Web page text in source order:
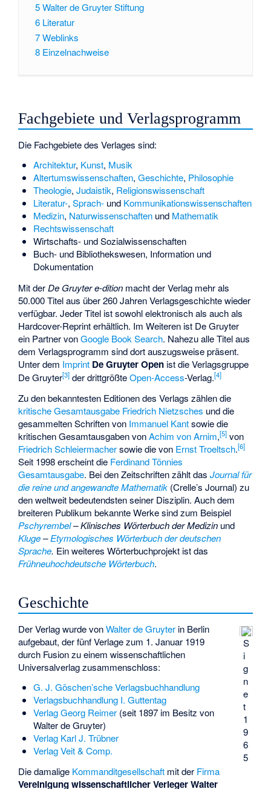
5Walter de Gruyter Stiftung
6 Literatur
7Weblinks
8 Einzelnachweise
Fachgebiete und Verlagsprogramm
Die Fachgebiete des Verlages sind:
Architektur, Kunst, Musik
Altertumswissenschaften, Geschichte, Philosophie
Theologie, Judaistik, Religionswissenschaft
Literatur-, Sprach-und Kommunikationswissenschaften
Medizin, Naturwissenschaftenund Mathematik
Rechtswissenschaft
Wirtschafts- und Sozialwissenschaften
Buch- und Bibliothekswesen, Information und
Dokumentation
Mit derDe Gruyter e-dition macht der Verlag mehr als
50.000 Titel aus über 260 Jahren Verlagsgeschichte wieder
verfügbar. Jeder Titel ist sowohl elektronisch als auch als
Hardcover-Reprint erhältlich. Im Weiteren ist De Gruyter
ein Partner vonGoogle Book Search. Nahezu alle Titel aus
dem Verlagsprogramm sind dort auszugsweise präsent.
Unter dem Imprint De Gruyter Open ist die Verlagsgruppe
De Gruyter[3] der drittgrößteOpen-Access-Verlag.[4]
Zu den bekanntesten Editionen des Verlags zählen die
kritische Gesamtausgabe Friedrich Nietzsches und die
gesammelten Schriften von Immanuel Kantsowie die
kritischen Gesamtausgaben vonAchim von Arnim,[5] von
Friedrich Schleiermachersowie die von Ernst Troeltsch.[6]
Seit 1998 erscheint die Ferdinand Tönnies
Gesamtausgabe. Bei den Zeitschriften zählt dasJournal für
die reine und angewandte Mathematik (Crelle’s Journal) zu
den weltweit bedeutendsten seiner Disziplin. Auch dem
breiteren Publikum bekannte Werke sind zum Beispiel
Pschyrembel– Klinisches Wörterbuch der Medizin und
Kluge–Etymologisches Wörterbuch der deutschen
Sprache. Ein weiteres Wörterbuchprojekt ist das
Frühneuhochdeutsche Wörterbuch.
Geschichte
S
i
g
n
e
t
1
9
6
5
Der Verlag wurde vonWalter de Gruyter in Berlin
aufgebaut, der fünf Verlage zum 1. Januar 1919
durch Fusion zu einem wissenschaftlichen
Universalverlag zusammenschloss:
G. J. Göschen’sche Verlagsbuchhandlung
Verlagsbuchhandlung I. Guttentag
Verlag Georg Reimer(seit 1897 im Besitz von
Walter de Gruyter)
Verlag Karl J. Trübner
Verlag Veit & Comp.
Die damalige Kommanditgesellschaft mit der Firma
Vereinigung wissenschaftlicher Verleger Walter